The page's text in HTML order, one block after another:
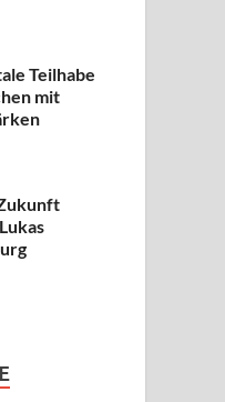
Teilhabe
mit